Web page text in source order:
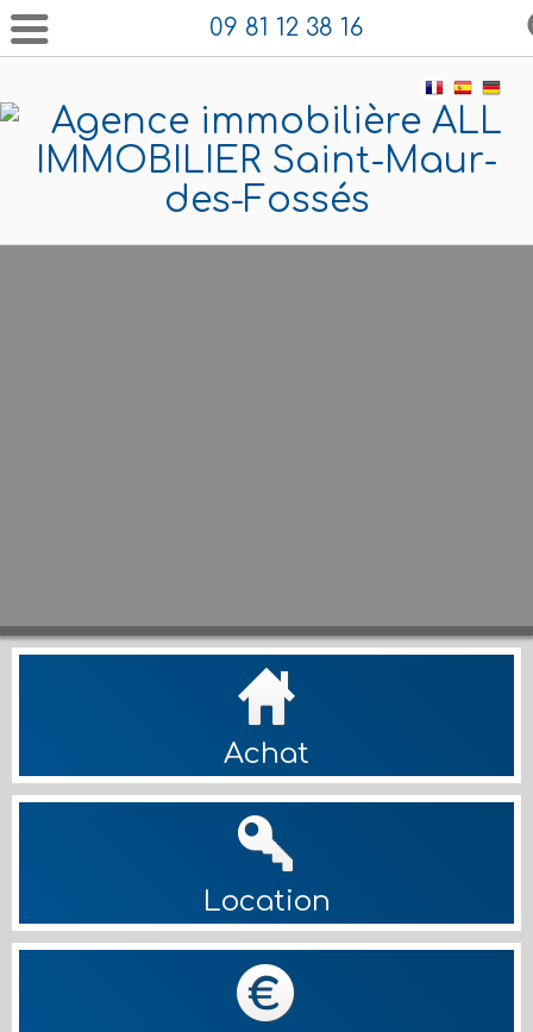
09 81 12 38 16
Achat
Location